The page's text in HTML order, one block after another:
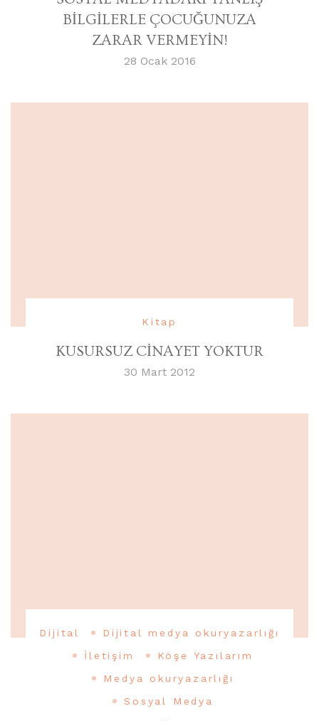
BİLGİLERLE ÇOCUĞUNUZA
ZARAR VERMEYİN!
28 Ocak 2016
Kitap
KUSURSUZ CİNAYET YOKTUR
30 Mart 2012
Dijital
Dijital medya okuryazarlığı
İletişim
Köşe Yazılarım
Medya okuryazarlığı
Sosyal Medya